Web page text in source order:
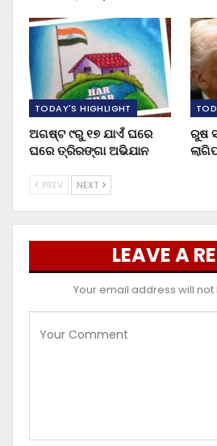
TODAY'S HIGHLIGHT
ଅଗଷ୍ଟ ୯ରୁ ୧୭ ଯାଏଁ ଘରେ
ଘରେ ତ୍ରିରଙ୍ଗା ଅଭିଯାନ
ରୁଷ
PREV NEXT
LEAVE A
Your email address will